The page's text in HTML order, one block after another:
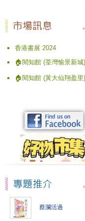
香港書展 2024
🏠閱知館 (荃灣愉景新城)
🏠閱知館 (黃大仙翔盈里)
蔡瀾活過